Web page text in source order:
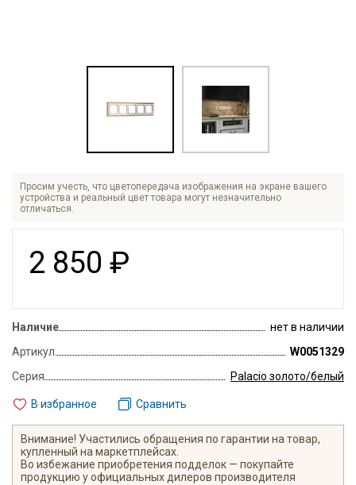
Просим учесть, что цветопередача изображения на экране вашего
устройства и реальный цвет товара могут незначительно
отличаться.
2 850 ₽
Наличие
нет в наличии
Артикул
W0051329
Серия
Palacio золото/белый
В избранное Сравнить
Внимание! Участились обращения по гарантии на товар,
купленный на маркетплейсах.
Во избежание приобретения подделок — покупайте
продукцию у официальных дилеров производителя